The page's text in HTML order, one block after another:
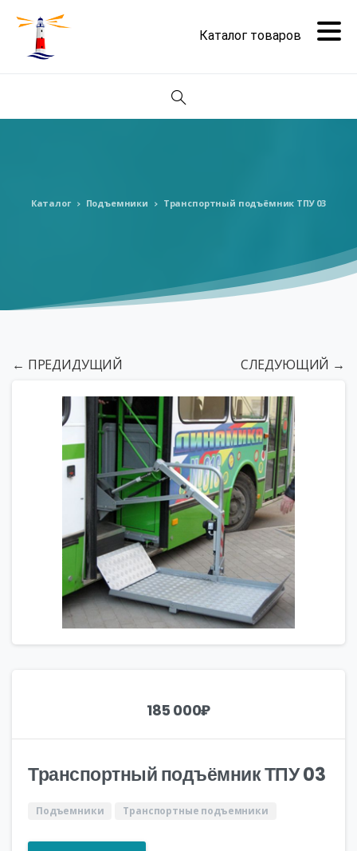
Поиск
Каталог Подъемники Транспортный подъёмник ТПУ 03
← ПРЕДИДУЩИЙ СЛЕДУЮЩИЙ →
185 000₽
Транспортный подъёмник ТПУ 03
Подъемники Транспортные подъемники